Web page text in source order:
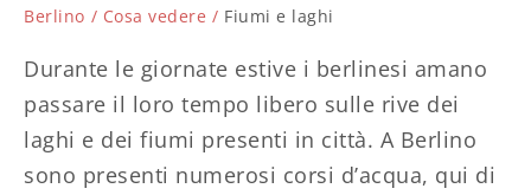
Berlino Cosa vedere Fiumi e laghi
Durante le giornate estive i berlinesi amano
passare il loro tempo libero sulle rive dei
laghi e dei fiumi presenti in città. A Berlino
sono presenti numerosi corsi d’acqua, qui di